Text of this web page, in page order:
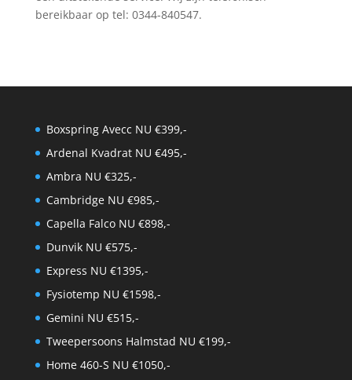
bereikbaar op tel: 0344-840547.
Boxspring Avecc NU €399,-
Ardenal Kvadrat NU €495,-
Ambra NU €325,-
Cambridge NU €985,-
Capella Falco NU €898,-
Dunvik NU €575,-
Express NU €1395,-
Fysiotemp NU €1598,-
Gemini NU €515,-
Tweepersoons Halmstad NU €199,-
Home 460-S NU €1050,-